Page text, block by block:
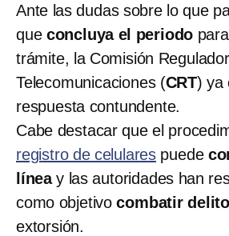
Ante las dudas sobre lo que
que concluya el periodo
trámite, la Comisión
Telecomunicaciones (CRT) ya
respuesta contundente.
Cabe destacar que el
registro de celulares puede
líneay las autoridades han
como objetivocombatir
extorsión.